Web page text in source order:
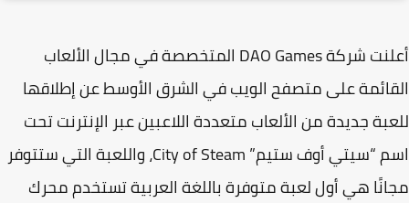
أعلنت شركة DAO Games المتخصصة في مجال الألعاب
على متصفح الويب في الشرق الأوسط عن إطلاقها
جديدة من الألعاب متعددة اللاعبين عبر الإنترنت تحت
اسم “سيتي أوف ستيم” City of Steam، واللعبة التي ستتوفر
هي أول لعبة متوفرة باللغة العربية تستخدم محرك